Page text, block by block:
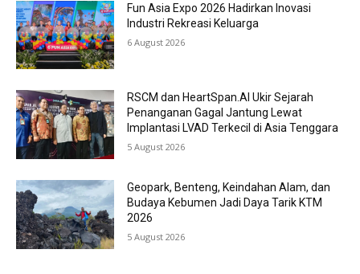
Fun Asia Expo 2026 Hadirkan Inovasi
Industri Rekreasi Keluarga
6 August 2026
RSCM dan HeartSpan.AI Ukir Sejarah
Penanganan Gagal Jantung Lewat
Implantasi LVAD Terkecil di Asia Tenggara
5 August 2026
Geopark, Benteng, Keindahan Alam, dan
Budaya Kebumen Jadi Daya Tarik KTM
2026
5 August 2026